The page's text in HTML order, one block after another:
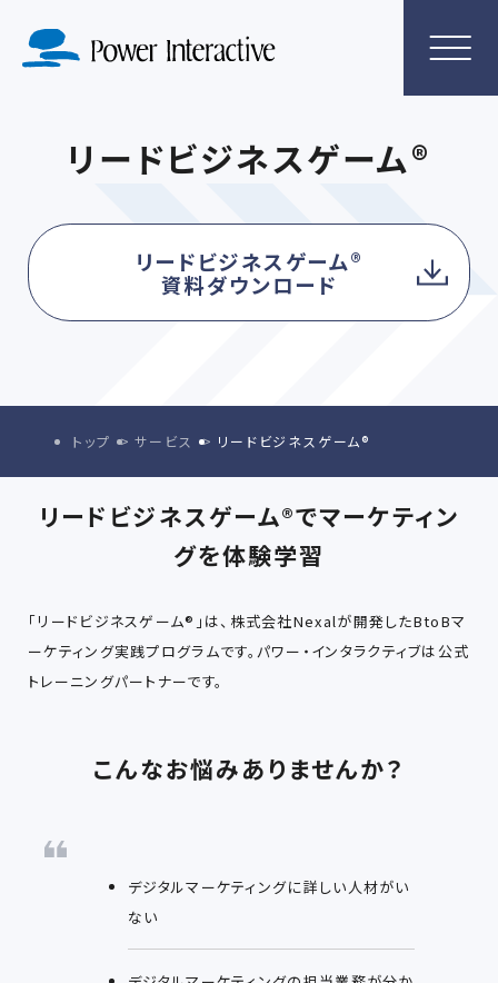
リードビジネスゲーム®
リードビジネスゲーム®
資料ダウンロード
トップ サービス リードビジネスゲーム®
リードビジネスゲーム®でマーケティン
グを体験学習
「リードビジネスゲーム®」は、株式会社Nexalが開発したBtoBマ
ーケティング実践プログラムです。パワー・インタラクティブは公式
トレーニングパートナーです。
こんなお悩みありませんか？
デジタルマーケティングに詳しい人材がい
ない